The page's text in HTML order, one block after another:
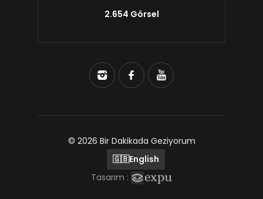
2.654 Görsel
© 2026 Bir Dakikada Geziyorum
🇬🇧English
Tasarım :